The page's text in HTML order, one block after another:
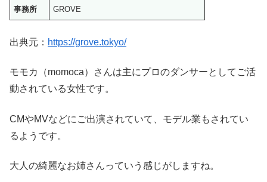
事務所 GROVE
出典元： https://grove.tokyo/
モモカ（momoca）さんは主にプロのダンサーとしてご活
動されている女性です。
CMやMVなどにご出演されていて、モデル業もされてい
るようです。
大人の綺麗なお姉さんっていう感じがしますね。